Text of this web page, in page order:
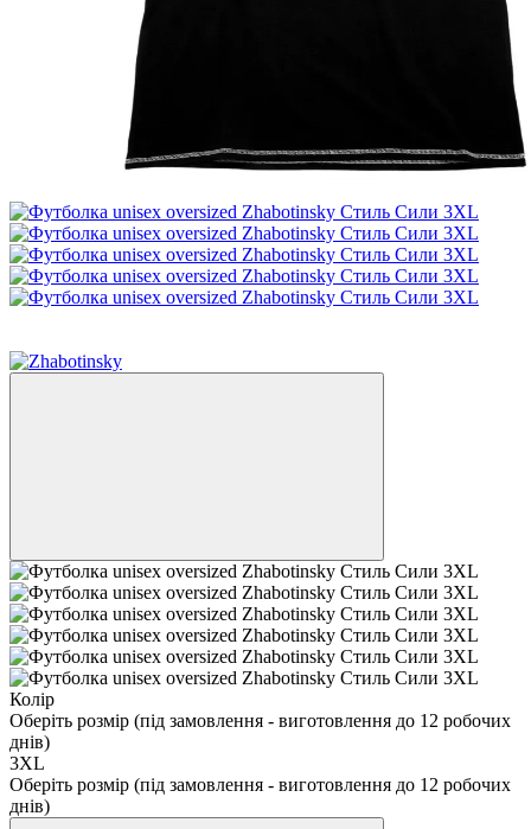
Колір
Оберіть розмір (під замовлення - виготовлення до 12 робочих
днів)
3XL
Оберіть розмір (під замовлення - виготовлення до 12 робочих
днів)